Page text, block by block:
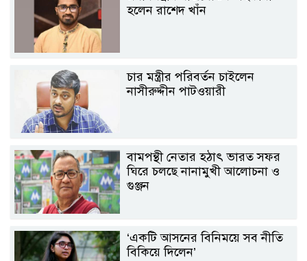
হলেন রাশেদ খাঁন
চার মন্ত্রীর পরিবর্তন চাইলেন
নাসীরুদ্দীন পাটওয়ারী
বামপন্থী নেতার হঠাৎ ভারত সফর
ঘিরে চলছে নানামুখী আলোচনা ও
গুঞ্জন
‘একটি আসনের বিনিময়ে সব নীতি
বিকিয়ে দিলেন’